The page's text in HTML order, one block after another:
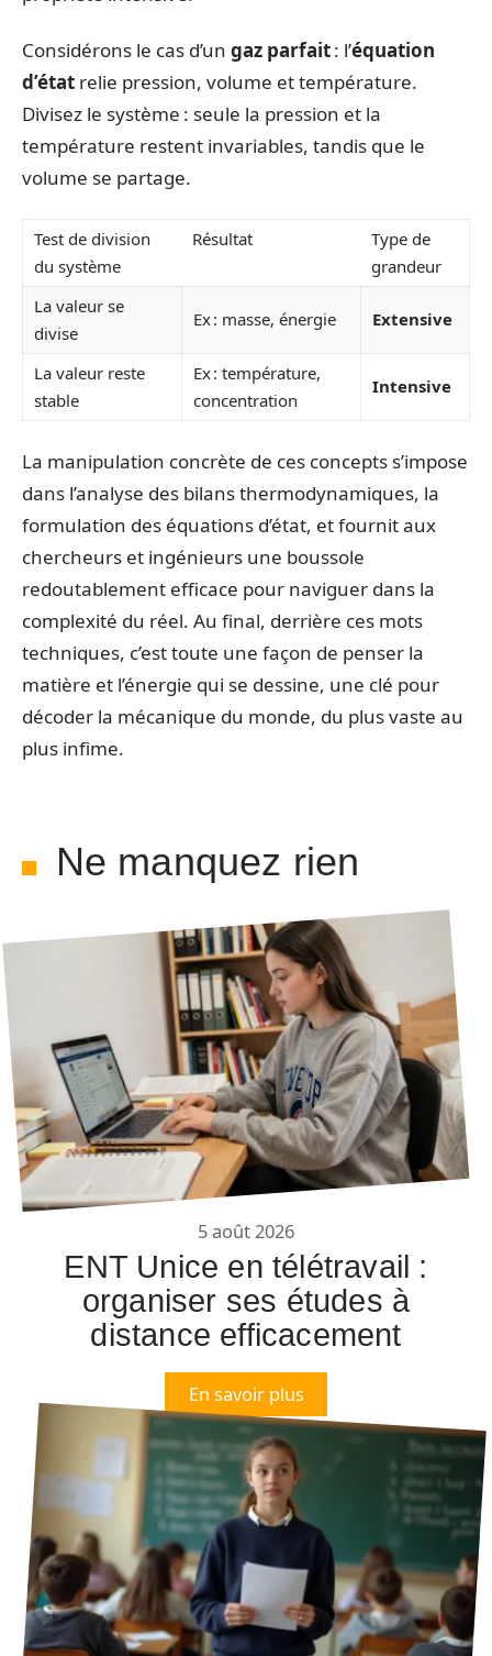
Considérons le cas d’un gaz parfait: l’équation
d’état relie pression, volume et température.
Divisez le système : seule la pression et la
température restent invariables, tandis que le
volume se partage.
Test de division
du système
Résultat
Type de
grandeur
La valeur se
divise
Ex : masse, énergie Extensive
La valeur reste
stable
Ex : température,
concentration
Intensive
La manipulation concrète de ces concepts s’impose
dans l’analyse des bilans thermodynamiques, la
formulation des équations d’état, et fournit aux
chercheurs et ingénieurs une boussole
redoutablement efficace pour naviguer dans la
complexité du réel. Au final, derrière ces mots
techniques, c’est toute une façon de penser la
matière et l’énergie qui se dessine, une clé pour
décoder la mécanique du monde, du plus vaste au
plus infime.
Ne manquez rien
5 août 2026
ENT Unice en télétravail :
organiser ses études à
distance efficacement
En savoir plus